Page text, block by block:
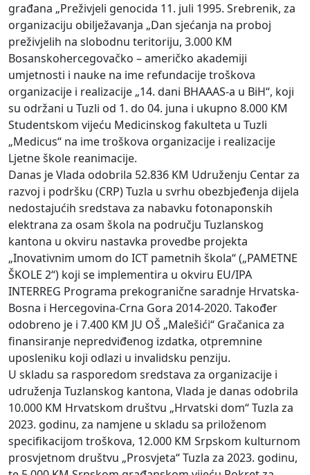
građana „Preživjeli genocida 11. juli 1995. Srebrenik, za
organizaciju obilježavanja „Dan sjećanja na proboj
preživjelih na slobodnu teritoriju, 3.000 KM
Bosanskohercegovačko – američko akademiji
umjetnosti i nauke na ime refundacije troškova
organizacije i realizacije „14. dani BHAAAS-a u BiH“, koji
su održani u Tuzli od 1. do 04. juna i ukupno 8.000 KM
Studentskom vijeću Medicinskog fakulteta u Tuzli
„Medicus“ na ime troškova organizacije i realizacije
Ljetne škole reanimacije.
Danas je Vlada odobrila 52.836 KM Udruženju Centar za
razvoj i podršku (CRP) Tuzla u svrhu obezbjeđenja dijela
nedostajućih sredstava za nabavku fotonaponskih
elektrana za osam škola na području Tuzlanskog
kantona u okviru nastavka provedbe projekta
„Inovativnim umom do ICT pametnih škola“ („PAMETNE
ŠKOLE 2“) koji se implementira u okviru EU/IPA
INTERREG Programa prekogranične saradnje Hrvatska-
Bosna i Hercegovina-Crna Gora 2014-2020. Također
odobreno je i 7.400 KM JU OŠ „Malešići“ Gračanica za
finansiranje nepredviđenog izdatka, otpremnine
uposleniku koji odlazi u invalidsku penziju.
U skladu sa rasporedom sredstava za organizacije i
udruženja Tuzlanskog kantona, Vlada je danas odobrila
10.000 KM Hrvatskom društvu „Hrvatski dom“ Tuzla za
2023. godinu, za namjene u skladu sa priloženom
specifikacijom troškova, 12.000 KM Srpskom kulturnom
prosvjetnom društvu „Prosvjeta“ Tuzla za 2023. godinu,